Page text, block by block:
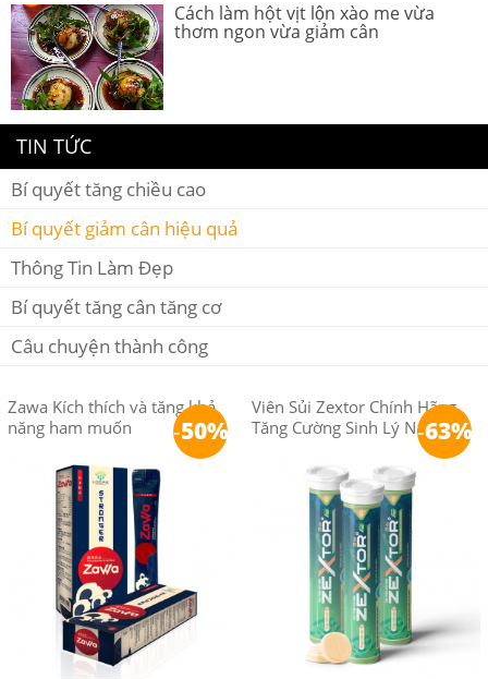
Cách làm hột vịt lộn xào me vừa
thơm ngon vừa giảm cân
TIN TỨC
Bí quyết tăng chiều cao
Bí quyết giảm cân hiệu quả
Thông Tin Làm Đẹp
Bí quyết tăng cân tăng cơ
Câu chuyện thành công
Zawa Kích thích và tăng khả
năng ham muốn
-50%
Viên Sủi Zextor Chính Hãng
Tăng Cường Sinh Lý Nam
-63%